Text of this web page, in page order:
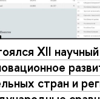
XII
стран и